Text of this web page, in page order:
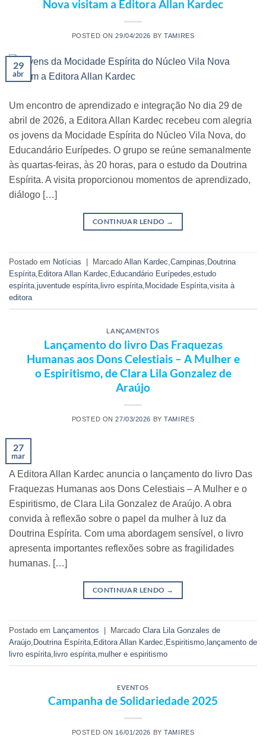
Nova visitam a Editora Allan Kardec
POSTED ON29/04/2026 BYTAMIRES
29
abr
Um encontro de aprendizado e integração No dia 29 de
abril de 2026, a Editora Allan Kardec recebeu com alegria
os jovens da Mocidade Espírita do Núcleo Vila Nova, do
Educandário Eurípedes. O grupo se reúne semanalmente
às quartas-feiras, às 20 horas, para o estudo da Doutrina
Espírita. A visita proporcionou momentos de aprendizado,
diálogo […]
CONTINUAR LENDO →
Postado em Notícias Marcado Allan Kardec,Campinas, Doutrina
Espírita, Editora Allan Kardec, Educandário Eurípedes,estudo
espírita,juventude espírita, livro espírita, Mocidade Espírita,visita à
editora
LANÇAMENTOS
Lançamento do livro Das Fraquezas
Humanas aos Dons Celestiais – A Mulher e
o Espiritismo, de Clara Lila Gonzalez de
Araújo
POSTED ON27/03/2026 BYTAMIRES
27
mar
A Editora Allan Kardec anuncia o lançamento do livro Das
Fraquezas Humanas aos Dons Celestiais – A Mulher e o
Espiritismo, de Clara Lila Gonzalez de Araújo. A obra
convida à reflexão sobre o papel da mulher à luz da
Doutrina Espírita. Com uma abordagem sensível, o livro
apresenta importantes reflexões sobre as fragilidades
humanas. […]
CONTINUAR LENDO →
Postado em Lançamentos Marcado Clara Lila Gonzales de
Araújo Doutrina Espírita Editora Allan Kardec Espiritismo lançamento de
livro espírita livro espírita mulher e espiritismo
EVENTOS
Campanha de Solidariedade 2025
POSTED ON 16/01/2026 BYTAMIRES